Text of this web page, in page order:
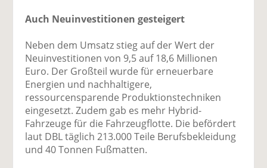
Auch Neuinvestitionen gesteigert
Neben dem Umsatz stieg auf der Wert der
Neuinvestitionen von 9,5 auf 18,6 Millionen
Euro. Der Großteil wurde für erneuerbare
Energien und nachhaltigere,
ressourcensparende Produktionstechniken
eingesetzt. Zudem gab es mehr Hybrid-
Fahrzeuge für die Fahrzeugflotte. Die befördert
laut DBL täglich 213.000 Teile Berufsbekleidung
und 40 Tonnen Fußmatten.